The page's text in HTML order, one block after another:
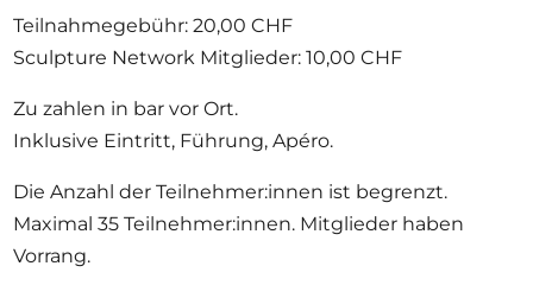
Teilnahmegebühr: 20,00 CHF
Sculpture Network Mitglieder: 10,00 CHF
Zu zahlen in bar vor Ort.
Inklusive Eintritt, Führung, Apéro.
Die Anzahl der Teilnehmer:innen ist begrenzt.
Maximal 35 Teilnehmer:innen. Mitglieder haben
Vorrang.